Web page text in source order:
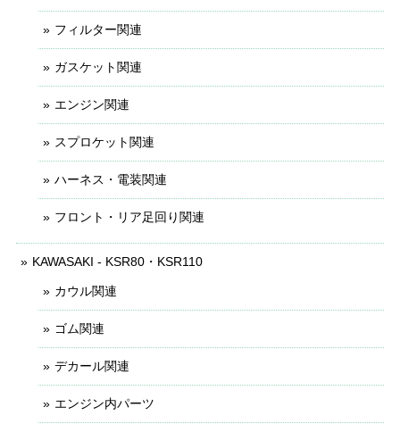
フィルター関連
ガスケット関連
エンジン関連
スプロケット関連
ハーネス・電装関連
フロント・リア足回り関連
KAWASAKI - KSR80・KSR110
カウル関連
ゴム関連
デカール関連
エンジン内パーツ